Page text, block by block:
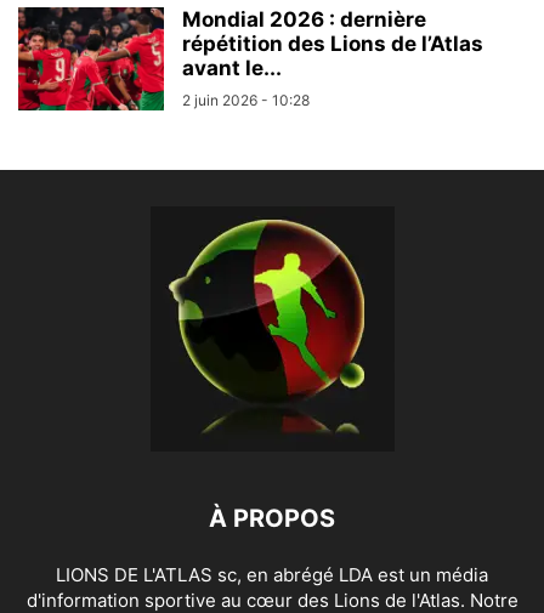
Mondial 2026 : dernière
répétition des Lions de l’Atlas
avant le...
2 juin 2026 - 10:28
À PROPOS
LIONS DE L'ATLAS sc, en abrégé LDA est un média
d'information sportive au cœur des Lions de l'Atlas. Notre